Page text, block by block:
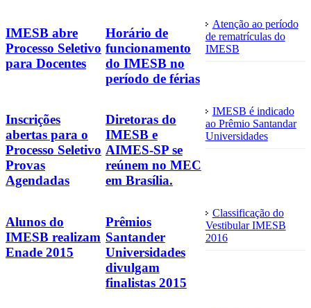
IMESB abre
Processo Seletivo
para Docentes
Horário de
funcionamento
do IMESB no
período de férias
Atenção ao período
de rematrículas do
IMESB
Inscrições
abertas para o
Processo Seletivo
Provas
Agendadas
Diretoras do
IMESB e
AIMES-SP se
reúnem no MEC
em Brasília.
IMESB é indicado
ao Prêmio Santandar
Universidades
Alunos do
IMESB realizam
Enade 2015
Prêmios
Santander
Universidades
divulgam
finalistas 2015
Classificação do
Vestibular IMESB
2016